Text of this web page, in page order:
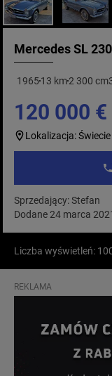
Mercedes SL
196513 km2 300
120 000 €
Lokalizacja: Świecie
Sprzedający: Stefan
Dodane 24 marca
Liczba wyświetleń:
REKLAMA